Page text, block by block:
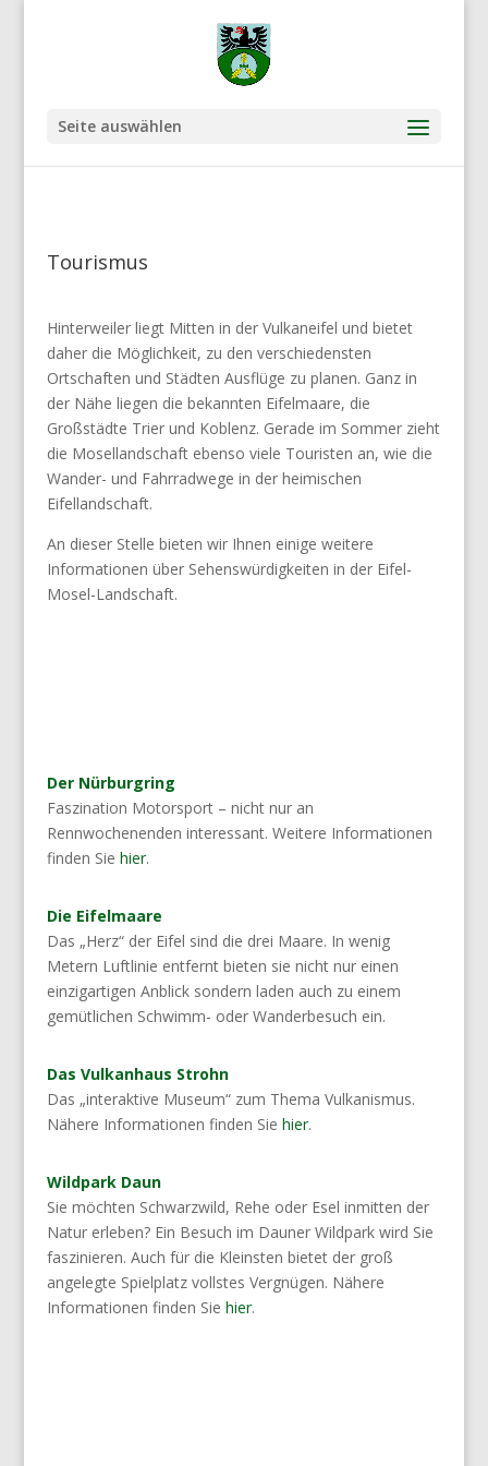
Seite auswählen
Tourismus
Hinterweiler liegt Mitten in der Vulkaneifel und bietet
daher die Möglichkeit, zu den verschiedensten
Ortschaften und Städten Ausflüge zu planen. Ganz in
der Nähe liegen die bekannten Eifelmaare, die
Großstädte Trier und Koblenz. Gerade im Sommer zieht
die Mosellandschaft ebenso viele Touristen an, wie die
Wander- und Fahrradwege in der heimischen
Eifellandschaft.
An dieser Stelle bieten wir Ihnen einige weitere
Informationen über Sehenswürdigkeiten in der Eifel-
Mosel-Landschaft.
Der Nürburgring
Faszination Motorsport – nicht nur an
Rennwochenenden interessant. Weitere Informationen
finden Sie hier.
Die Eifelmaare
Das „Herz“ der Eifel sind die drei Maare. In wenig
Metern Luftlinie entfernt bieten sie nicht nur einen
einzigartigen Anblick sondern laden auch zu einem
gemütlichen Schwimm- oder Wanderbesuch ein.
Das Vulkanhaus Strohn
Das „interaktive Museum“ zum Thema Vulkanismus.
Nähere Informationen finden Sie hier.
Wildpark Daun
Sie möchten Schwarzwild, Rehe oder Esel inmitten der
Natur erleben? Ein Besuch im Dauner Wildpark wird Sie
faszinieren. Auch für die Kleinsten bietet der groß
angelegte Spielplatz vollstes Vergnügen. Nähere
Informationen finden Sie hier.